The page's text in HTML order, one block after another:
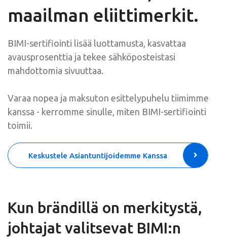
maailman eliittimerkit.
BIMI-sertifiointi lisää luottamusta, kasvattaa
avausprosenttia ja tekee sähköposteistasi
mahdottomia sivuuttaa.
Varaa nopea ja maksuton esittelypuhelu tiimimme
kanssa - kerromme sinulle, miten BIMI-sertifiointi
toimii.
Keskustele Asiantuntijoidemme Kanssa
Kun brändillä on merkitystä,
johtajat valitsevat BIMI:n